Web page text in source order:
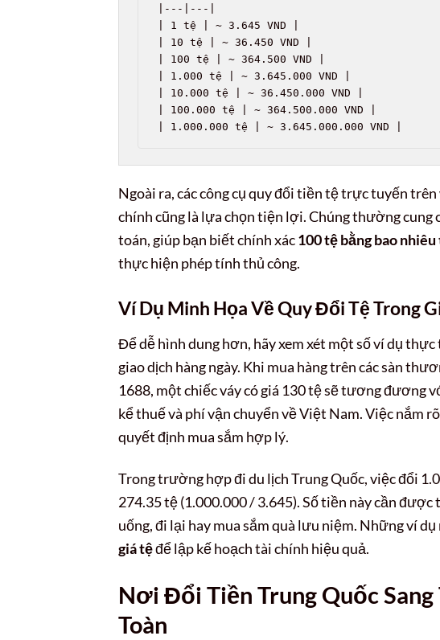
|---|---|
| 1 tệ | ~ 3.645 VND |
| 10 tệ | ~ 36.450 VND |
| 100 tệ | ~ 364.500 VND |
| 1.000 tệ | ~ 3.645.000 VND |
| 10.000 tệ | ~ 36.450.000 VND |
| 100.000 tệ | ~ 364.500.000 VND |
| 1.000.000 tệ | ~ 3.645.000.000 VND |
Ngoài ra, các công cụ quy đổi tiền tệ trực tuyến
chính cũng là lựa chọn tiện lợi. Chúng thường
toán, giúp bạn biết chính xác100 tệ bằng bao
thực hiện phép tính thủ công.
Ví Dụ Minh Họa Về Quy Đổi Tệ Trong
Để dễ hình dung hơn, hãy xem xét một số ví dụ thực
giao dịch hàng ngày. Khi mua hàng trên các sàn
1688, một chiếc váy có giá 130 tệ sẽ tương đương
kể thuế và phí vận chuyển về Việt Nam. Việc nắm
quyết định mua sắm hợp lý.
Trong trường hợp đi du lịch Trung Quốc, việc đổi
274.35 tệ (1.000.000 / 3.645). Số tiền này cần
uống, đi lại hay mua sắm quà lưu niệm. Những ví
giá tệđể lập kế hoạch tài chính hiệu quả.
Nơi Đổi Tiền Trung Quốc
Toàn